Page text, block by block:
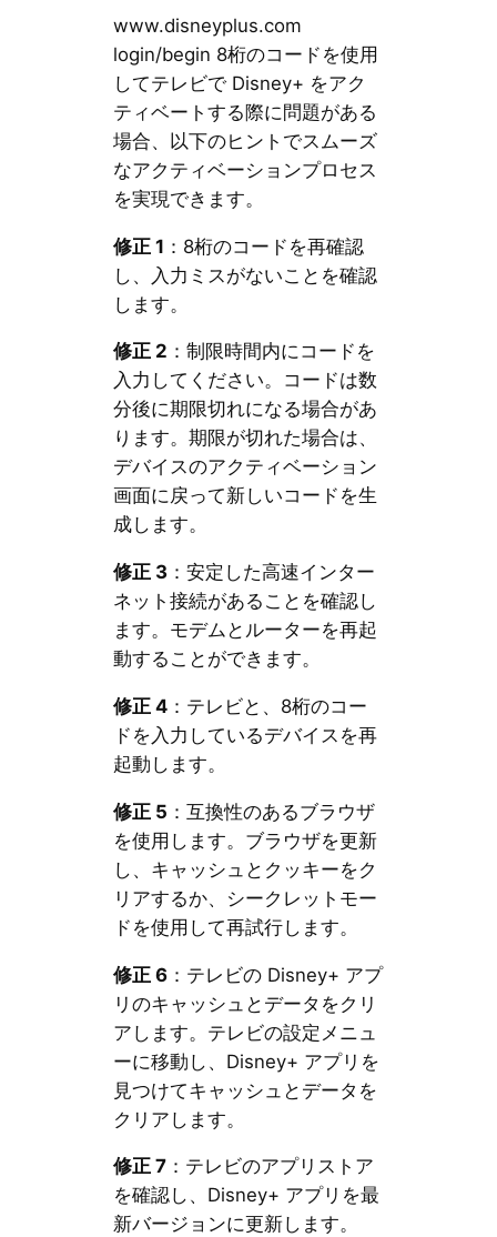
www.disneyplus.com
login/begin 8桁のコードを使用
してテレビで Disney+ をアク
ティベートする際に問題がある
場合、以下のヒントでスムーズ
なアクティベーションプロセス
を実現できます。
修正 1 ：8桁のコードを再確認
し、入力ミスがないことを確認
します。
修正 2 ：制限時間内にコードを
入力してください。コードは数
分後に期限切れになる場合があ
ります。期限が切れた場合は、
デバイスのアクティベーション
画面に戻って新しいコードを生
成します。
修正 3：安定した高速インター
ネット接続があることを確認し
ます。モデムとルーターを再起
動することができます。
修正 4：テレビと、8桁のコー
ドを入力しているデバイスを再
起動します。
修正 5 ：互換性のあるブラウザ
を使用します。ブラウザを更新
し、キャッシュとクッキーをク
リアするか、シークレットモー
ドを使用して再試行します。
修正 6：テレビの Disney+ アプ
リのキャッシュとデータをクリ
アします。テレビの設定メニュ
ーに移動し、Disney+ アプリを
見つけてキャッシュとデータを
クリアします。
修正 7：テレビのアプリストア
を確認し、Disney+ アプリを最
新バージョンに更新します。